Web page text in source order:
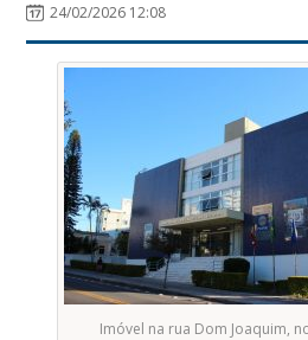
24/02/2026 12:08
Imóvel na rua Dom Joaquim,